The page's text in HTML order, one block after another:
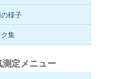
様子
集
測定メニュー